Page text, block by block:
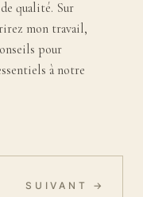
qualité. Sur
mon travail,
pour
à notre
SUIVANT →